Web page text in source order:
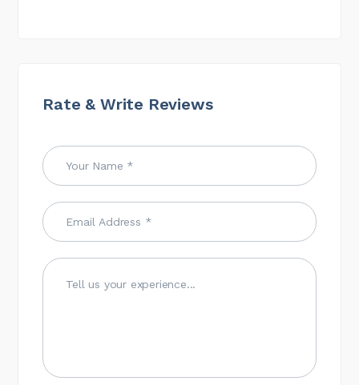
Rate & Write Reviews